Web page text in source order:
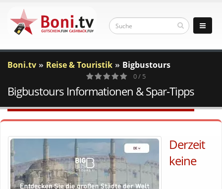
Boni.tv Reise & Touristik Bigbustours
0
Votes
0 / 5
Bigbustours Informationen & Spar-Tipps
Derzeit
keine